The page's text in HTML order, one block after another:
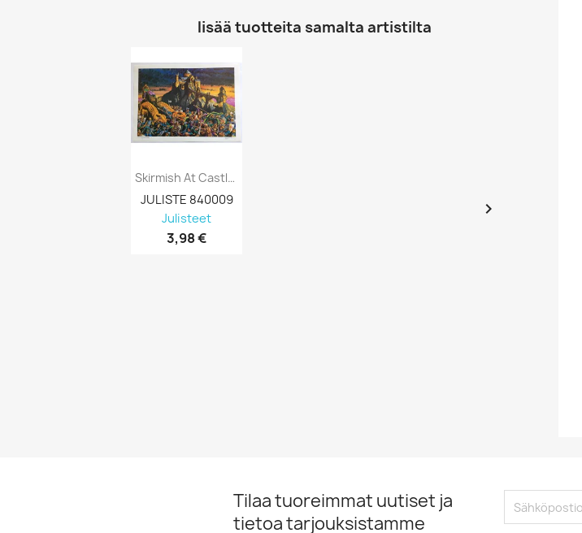
lisää tuotteita samalta artistilta
Skirmish At Castle Gore : By: Rob Adams...
JULISTE 840009
Julisteet
3,98 €
 
Tilaa tuoreimmat uutiset ja
tietoa tarjouksistamme